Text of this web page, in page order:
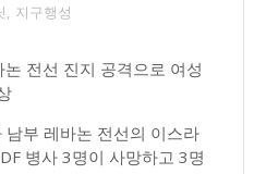
, 지구행성
전선 진지 공격으로 여성
부 레바논 전선의 이스라
병사 3명이 사망하고 3명